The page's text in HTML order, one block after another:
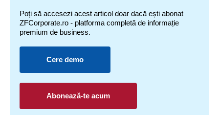
Poți să accesezi acest articol doar dacă ești abonat
ZFCorporate.ro - platforma completă de informație
premium de business.
Cere demo
Abonează-te acum